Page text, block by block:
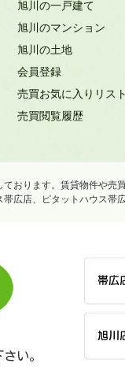
旭川の一戸建て
旭川のマンション
旭川の土地
会員登録
売買お気に入りリスト
売買閲覧履歴
おります。賃貸物件や
広店、ピタットハウス
い。